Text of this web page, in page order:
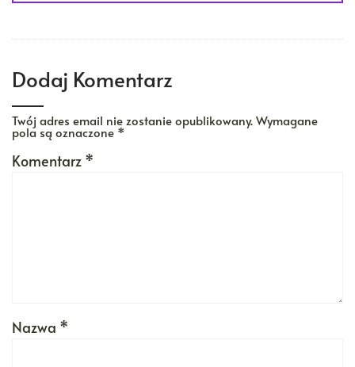
Dodaj Komentarz
Twój adres email nie zostanie opublikowany.Wymagane
pola są oznaczone *
Komentarz *
Nazwa *